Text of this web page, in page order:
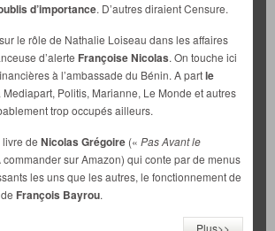
d’importance. D’autres diraient Censure.
le rôle de Nathalie Loiseau dans les affaires
d’alerte Françoise Nicolas. On touche ici
à l’ambassade du Bénin. A partle
Mediapart, Politis, Marianne, Le Monde et autres
trop occupés ailleurs.
de Nicolas Grégoire (« Pas Avant le
commander sur Amazon) qui conte par de menus
les uns que les autres, le fonctionnement de
François Bayrou.
Plus>>